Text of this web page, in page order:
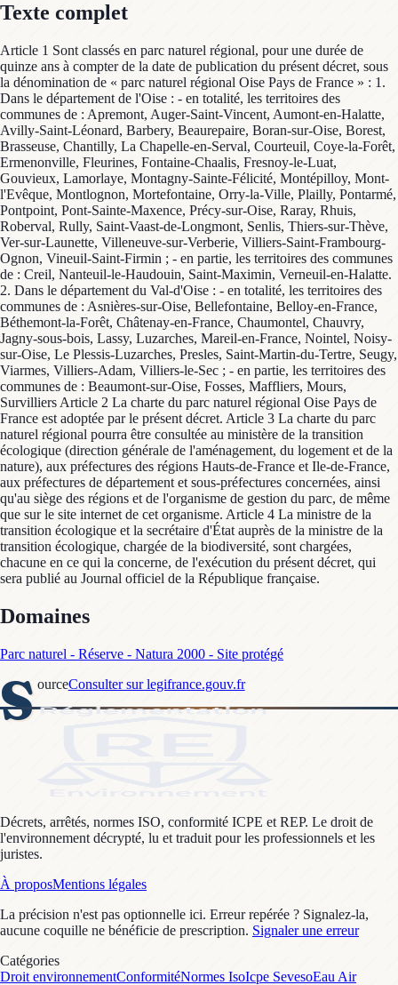
Texte complet
Article 1 Sont classés en parc naturel régional, pour une durée de
quinze ans à compter de la date de publication du présent décret, sous
la dénomination de « parc naturel régional Oise Pays de France » : 1.
Dans le département de l'Oise : - en totalité, les territoires des
communes de : Apremont, Auger-Saint-Vincent, Aumont-en-Halatte,
Avilly-Saint-Léonard, Barbery, Beaurepaire, Boran-sur-Oise, Borest,
Brasseuse, Chantilly, La Chapelle-en-Serval, Courteuil, Coye-la-Forêt,
Ermenonville, Fleurines, Fontaine-Chaalis, Fresnoy-le-Luat,
Gouvieux, Lamorlaye, Montagny-Sainte-Félicité, Montépilloy, Mont-
l'Evêque, Montlognon, Mortefontaine, Orry-la-Ville, Plailly, Pontarmé,
Pontpoint, Pont-Sainte-Maxence, Précy-sur-Oise, Raray, Rhuis,
Roberval, Rully, Saint-Vaast-de-Longmont, Senlis, Thiers-sur-Thève,
Ver-sur-Launette, Villeneuve-sur-Verberie, Villiers-Saint-Frambourg-
Ognon, Vineuil-Saint-Firmin ; - en partie, les territoires des communes
de : Creil, Nanteuil-le-Haudouin, Saint-Maximin, Verneuil-en-Halatte.
2. Dans le département du Val-d'Oise : - en totalité, les territoires des
communes de : Asnières-sur-Oise, Bellefontaine, Belloy-en-France,
Béthemont-la-Forêt, Châtenay-en-France, Chaumontel, Chauvry,
Jagny-sous-bois, Lassy, Luzarches, Mareil-en-France, Nointel, Noisy-
sur-Oise, Le Plessis-Luzarches, Presles, Saint-Martin-du-Tertre, Seugy,
Viarmes, Villiers-Adam, Villiers-le-Sec ; - en partie, les territoires des
communes de : Beaumont-sur-Oise, Fosses, Maffliers, Mours,
Survilliers Article 2 La charte du parc naturel régional Oise Pays de
France est adoptée par le présent décret. Article 3 La charte du parc
naturel régional pourra être consultée au ministère de la transition
écologique (direction générale de l'aménagement, du logement et de la
nature), aux préfectures des régions Hauts-de-France et Ile-de-France,
aux préfectures de département et sous-préfectures concernées, ainsi
qu'au siège des régions et de l'organisme de gestion du parc, de même
que sur le site internet de cet organisme. Article 4 La ministre de la
transition écologique et la secrétaire d'État auprès de la ministre de la
transition écologique, chargée de la biodiversité, sont chargées,
chacune en ce qui la concerne, de l'exécution du présent décret, qui
sera publié au Journal officiel de la République française.
Domaines
Parc naturel - Réserve - Natura 2000 - Site protégé
S ourceConsulter sur legifrance.gouv.fr
Décrets, arrêtés, normes ISO, conformité ICPE et REP. Le droit de
l'environnement décrypté, lu et traduit pour les professionnels et les
juristes.
À proposMentions légales
La précision n'est pas optionnelle ici. Erreur repérée ? Signalez-la,
aucune coquille ne bénéficie de prescription. Signaler une erreur
Catégories
Droit environnementConformitéNormes IsoIcpe SevesoEau Air